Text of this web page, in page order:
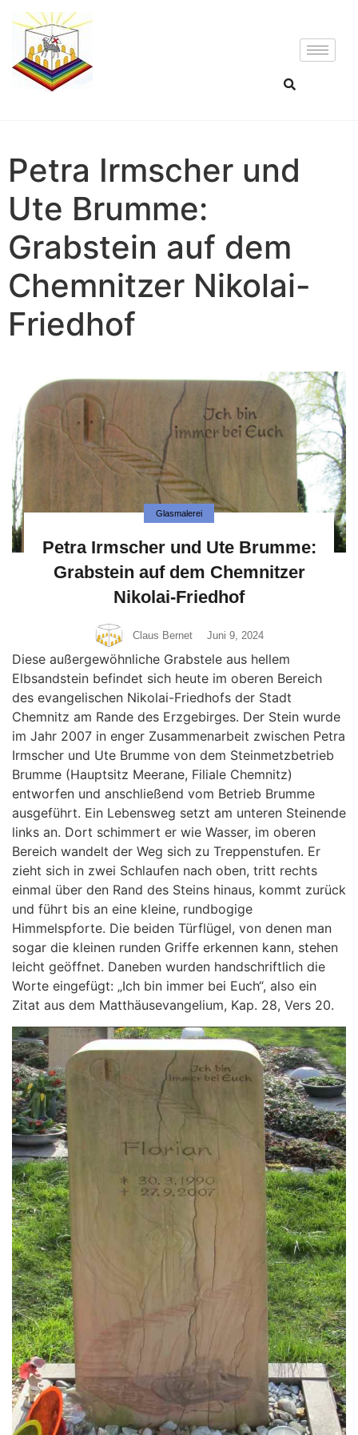
Petra Irmscher und
Ute Brumme:
Grabstein auf dem
Chemnitzer Nikolai-
Friedhof
Glasmalerei
Petra Irmscher und Ute Brumme:
Grabstein auf dem Chemnitzer
Nikolai-Friedhof
Claus Bernet Juni 9, 2024
Diese außergewöhnliche Grabstele aus hellem
Elbsandstein befindet sich heute im oberen Bereich
des evangelischen Nikolai-Friedhofs der Stadt
Chemnitz am Rande des Erzgebirges. Der Stein wurde
im Jahr 2007 in enger Zusammenarbeit zwischen Petra
Irmscher und Ute Brumme von dem Steinmetzbetrieb
Brumme (Hauptsitz Meerane, Filiale Chemnitz)
entworfen und anschließend vom Betrieb Brumme
ausgeführt. Ein Lebensweg setzt am unteren Steinende
links an. Dort schimmert er wie Wasser, im oberen
Bereich wandelt der Weg sich zu Treppenstufen. Er
zieht sich in zwei Schlaufen nach oben, tritt rechts
einmal über den Rand des Steins hinaus, kommt zurück
und führt bis an eine kleine, rundbogige
Himmelspforte. Die beiden Türflügel, von denen man
sogar die kleinen runden Griffe erkennen kann, stehen
leicht geöffnet. Daneben wurden handschriftlich die
Worte eingefügt: „Ich bin immer bei Euch“, also ein
Zitat aus dem Matthäusevangelium, Kap. 28, Vers 20.